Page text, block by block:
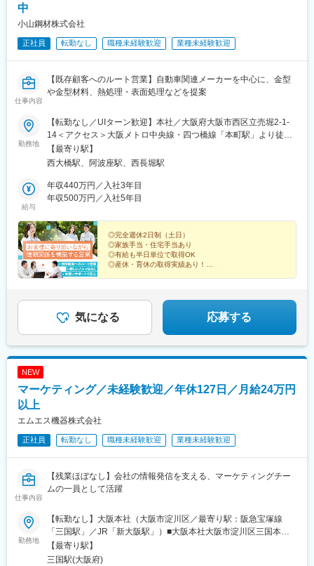
中
小山鋼材株式会社
正社員 転勤なし 職種未経験歓迎 業種未経験歓迎
仕事内容
【既存顧客へのルート営業】自動車関連メーカーを中心に、金型
や金型材料、熱処理・表面処理などを提案
勤務地
【転勤なし／UIターン歓迎】本社／大阪府大阪市西区立売堀2-1-
14＜アクセス＞大阪メトロ中央線・四つ橋線「本町駅」より徒歩
10分大阪メトロ長堀鶴見緑地線「西大橋駅」より徒歩8分大阪メ
トロ中央線・千日前線「阿波座駅」より徒歩6分※受動喫煙対策あ
【最寄り駅】
西大橋駅、阿波座駅、西長堀駅
給与
年収440万円／入社3年目
年収500万円／入社5年目
◎完全週休2日制（土日）
◎家族手当・住宅手当あり
◎有給も半日単位で取得OK
◎産休・育休の取得実績あり！
気になる 応募する
NEW
マーケティング／未経験歓迎／年休127日／月給24万円
以上
エムエス機器株式会社
正社員 転勤なし 職種未経験歓迎 業種未経験歓迎
仕事内容
【残業ほぼなし】会社の情報発信を支える、マーケティングチー
ムの一員として活躍
勤務地
【転勤なし】大阪本社（大阪市淀川区／最寄り駅：阪急宝塚線
「三国駅」／JR「新大阪駅」）■大阪本社大阪市淀川区三国本町2
丁目12番4号◎アクセス：・阪急宝塚線「三国駅」・JR「新大阪
駅」※受動喫煙対策：あり（屋内禁煙）
【最寄り駅】
三国駅(大阪府)